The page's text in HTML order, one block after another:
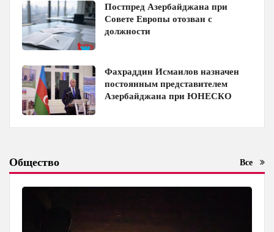
Постпред Азербайджана при
Совете Европы отозван с
должности
Фахраддин Исмаилов назначен
постоянным представителем
Азербайджана при ЮНЕСКО
Общество Все